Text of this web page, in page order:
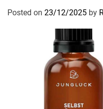
Posted on 23/12/2025 by